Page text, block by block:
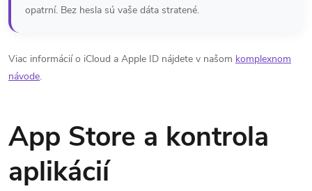
opatrní. Bez hesla sú vaše dáta stratené.
Viac informácií o iCloud a Apple ID nájdete v našom komplexnom
návode.
App Store a kontrola
aplikácií